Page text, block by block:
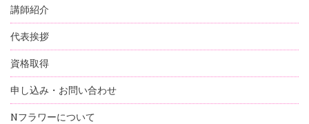
講師紹介
代表挨拶
資格取得
申し込み・お問い合わせ
Nフラワーについて